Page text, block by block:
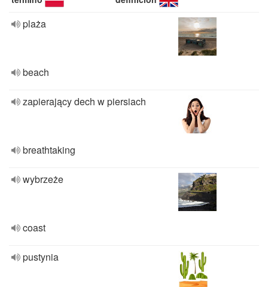
plaża
beach
zapierający dech w piersiach
breathtaking
wybrzeże
coast
pustynia